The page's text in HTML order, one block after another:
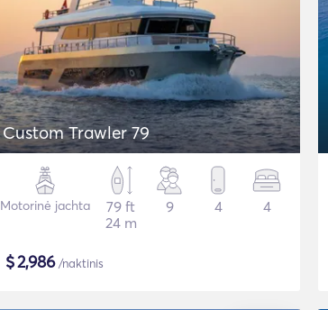
Custom Trawler 79
Motorinė jachta
79 ft
24 m
9 4 4
$2,986/naktinis